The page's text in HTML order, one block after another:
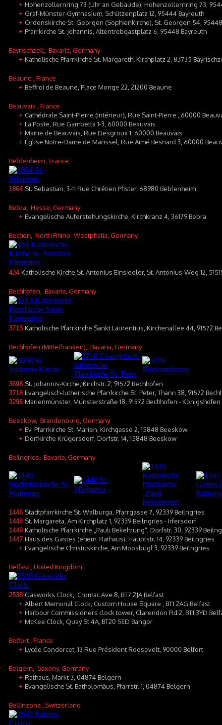
+ Hohenzollernring 73 (Uhr an Gebäude), Hohenzollernring 73,
+ Graf-Münster-Gymnasium, Schützenplatz 12, 95444 Bayreuth
+ Ordenskirche St. Georgen (Sophienkirche), St. Georgen 54,
+ Pfarrkirche St. Johannis, Altentrebgastplatz 6, 95448 Bayreuth
Bayrischzell , Bavaria, Germany
+ Katholische Pfarrkirche St. Margareth, Kirchplatz 2, 83735
Beaune , France
+ Beffroi de Beaune, Place Monge 22, 21200 Beaune
Beauvais , France
+ Cathédrale Saint-Pierre (intérieur), Rue Saint-Pierre , 60000
+ La Poste, Rue Gambetta 1-3, 60000 Beauvais
+ Mairie de Beauvais, Rue Desgroux 1, 60000 Beauvais
+ Église Notre-Dame de Marissel, Rue Aimé Besnard 3, 60000
Beblenheim , France
1864 St. Sebastian, 3-11 Rue Chrétien Pfister, 68980 Beblenheim
Bebra , Hesse, Germany
+ Evangelische Auferstehungskirche, Kirchkranz 4, 36179 Bebra
Bechen , North Rhine- Westphalia, Germany
434 Katholische Kirche St. Antonius Einsiedler, St. Antonius-Weg 12,
Bechhofen , Bavaria, Germany
3713 Katholische Pfarrkirche Sankt Laurentius, Kirchenallee 44, 91572
Bechhofen (Mittelfranken) , Bavaria, Germany
3698 St. Johannis-Kirche, Kirchstr. 2, 91572 Bechhofen
3718 Evangelisch-lutherische Pfarrkirche St. Peter, Thann 38, 91572
3296 Marienmünster, Münsterstraße 18, 91572 Bechhofen -
Beeskow, Brandenburg, Germany
+ Ev. Pfarrkirche St. Marien, Kirchgasse 2, 15848 Beeskow
+ Dorfkirche Krügersdorf, Dorfstr. 14, 15848 Beeskow
Beilngries , Bavaria, Germany
1446 Stadtpfarrkirche St. Walburga, Pfarrgasse 7, 92339 Beilngries
1448 St. Margareta, Am Kirchplatz 1, 92339 Beilngries - Irfersdorf
1449 Katholische Pfarrkirche „Pauli Bekehrung“, Dorfstr. 30, 92339
1447 Haus des Gastes (ehem. Rathaus), Hauptstr. 14, 92339 Beilngries
+ Evangelische Christuskirche, Am Moosbügl 3, 92339 Beilngries
Belfast , United Kingdom
2538 Gasworks Clock,, Cromac Ave 8, BT7 2JA Belfast
+ Albert Memorial Clock, Custom House Square , BT1 2AG Belfast
+ Harbour Commissioners clock tower, Clarendon Rd 2, BT1 3YD
+ McKee Clock, Quay St 4A, BT20 5ED Bangor
Belfort , France
+ Lycée Condorcet, 13 Rue Président Roosevelt, 90000 Belfort
Belgern , Saxony, Germany
+ Rathaus, Markt 3, 04874 Belgern
+ Evangelische St. Batholomäus, Pfarrstr. 1, 04874 Belgern
Bellinzona , Switzerland